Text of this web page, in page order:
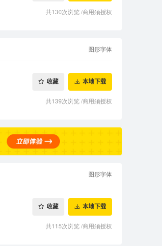
共130次浏览/商用须授权
图形字体
收藏 本地下载
共139次浏览/商用须授权
图形字体
收藏 本地下载
共115次浏览/商用须授权